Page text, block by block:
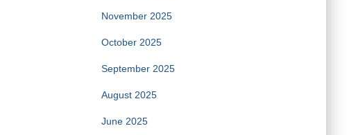
November 2025
October 2025
September 2025
August 2025
June 2025